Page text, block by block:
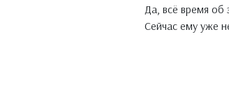
Да, всё время
Сейчас ему уже